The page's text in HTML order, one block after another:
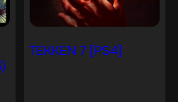
TEKKEN 7 [PS4]